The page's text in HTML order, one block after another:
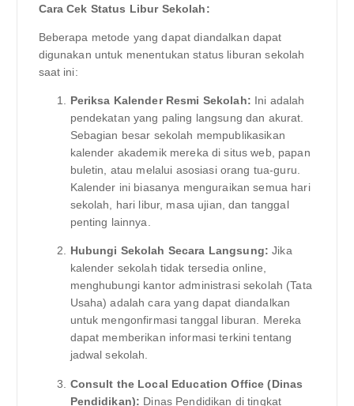
Cara Cek Status Libur Sekolah:
Beberapa metode yang dapat diandalkan dapat
digunakan untuk menentukan status liburan sekolah
saat ini:
Periksa Kalender Resmi Sekolah: Ini adalah
pendekatan yang paling langsung dan akurat.
Sebagian besar sekolah mempublikasikan
kalender akademik mereka di situs web, papan
buletin, atau melalui asosiasi orang tua-guru.
Kalender ini biasanya menguraikan semua hari
sekolah, hari libur, masa ujian, dan tanggal
penting lainnya.
Hubungi Sekolah Secara Langsung: Jika
kalender sekolah tidak tersedia online,
menghubungi kantor administrasi sekolah (Tata
Usaha) adalah cara yang dapat diandalkan
untuk mengonfirmasi tanggal liburan. Mereka
dapat memberikan informasi terkini tentang
jadwal sekolah.
Consult the Local Education Office (Dinas
Pendidikan): Dinas Pendidikan di tingkat